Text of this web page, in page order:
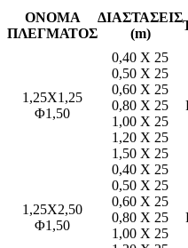
ΟΝΟΜΑ
ΠΛΕΓΜΑΤΟΣ
ΔΙΑΣΤΑΣΕΙΣ
(m)
1,25X1,25
Φ1,50
0,40 X 25
0,50 X 25
0,60 X 25
0,80 X 25
1,00 X 25
1,20 X 25
1,50 X 25
1,25X2,50
Φ1,50
0,40 X 25
0,50 X 25
0,60 X 25
0,80 X 25
1,00 X 25